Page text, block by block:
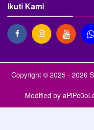
Ikuti Kami
Copyright © 2025 - 2026
Modified by